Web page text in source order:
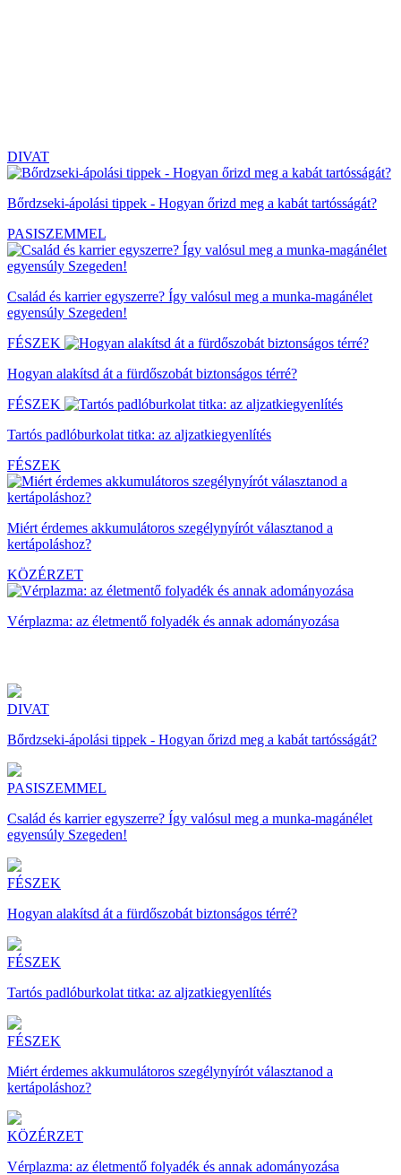
DIVAT
Bőrdzseki-ápolási tippek - Hogyan őrizd meg a kabát tartósságát?
PASISZEMMEL
Család és karrier egyszerre? Így valósul meg a munka-magánélet
egyensúly Szegeden!
FÉSZEK
Hogyan alakítsd át a fürdőszobát biztonságos térré?
FÉSZEK
Tartós padlóburkolat titka: az aljzatkiegyenlítés
FÉSZEK
Miért érdemes akkumulátoros szegélynyírót választanod a
kertápoláshoz?
KÖZÉRZET
Vérplazma: az életmentő folyadék és annak adományozása
DIVAT
Bőrdzseki-ápolási tippek - Hogyan őrizd meg a kabát tartósságát?
PASISZEMMEL
Család és karrier egyszerre? Így valósul meg a munka-magánélet
egyensúly Szegeden!
FÉSZEK
Hogyan alakítsd át a fürdőszobát biztonságos térré?
FÉSZEK
Tartós padlóburkolat titka: az aljzatkiegyenlítés
FÉSZEK
Miért érdemes akkumulátoros szegélynyírót választanod a
kertápoláshoz?
KÖZÉRZET
Vérplazma: az életmentő folyadék és annak adományozása